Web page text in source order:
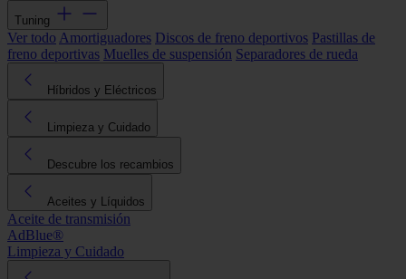
Tuning
Ver todo Amortiguadores Discos de freno deportivos Pastillas de
freno deportivas Muelles de suspensión Separadores de rueda
Híbridos y Eléctricos
Limpieza y Cuidado
Descubre los recambios
Aceites y Líquidos
Aceite de transmisión
AdBlue®
Limpieza y Cuidado